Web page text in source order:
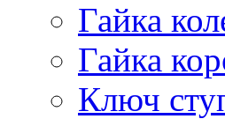
Гайка
Гайка
Ключ